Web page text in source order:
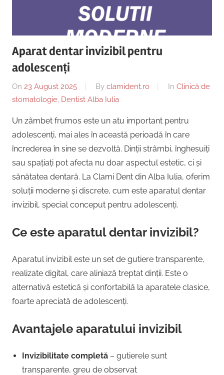
Centru
Implantologie
Lăncrănjan
19,
510218,
România
+40754463365
Aparat dentar invizibil pentru
adolescenți
On 23 August 2025 By clamident.ro In Clinică de
stomatologie Dentist Alba Iulia
Un zâmbet frumos este un atu important pentru
adolescenți, mai ales în această perioadă în care
încrederea în sine se dezvoltă. Dinții strâmbi, înghesuiți
sau spațiați pot afecta nu doar aspectul estetic, ci și
sănătatea dentară. La Clami Dent din Alba Iulia, oferim
soluții moderne și discrete, cum este aparatul dentar
invizibil, special conceput pentru adolescenți.
Ce este aparatul dentar invizibil?
Aparatul invizibil este un set de gutiere transparente,
realizate digital, care aliniază treptat dinții. Este o
alternativă estetică și confortabilă la aparatele clasice,
foarte apreciată de adolescenți.
Avantajele aparatului invizibil
Invizibilitate completă – gutierele sunt
transparente, greu de observat